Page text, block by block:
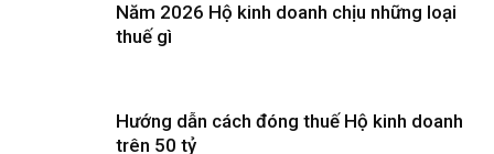
Năm 2026 Hộ kinh doanh chịu những loại
thuế gì
Hướng dẫn cách đóng thuế Hộ kinh doanh
trên 50 tỷ